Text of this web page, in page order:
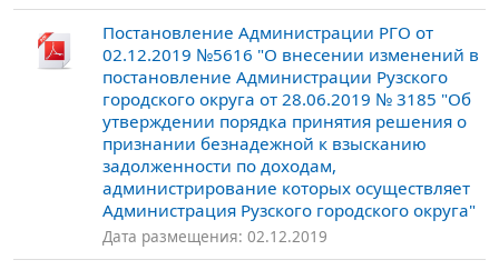
Постановление Администрации РГО от
02.12.2019 №5616 "О внесении изменений в
постановление Администрации Рузского
городского округа от 28.06.2019 № 3185 "Об
утверждении порядка принятия решения о
признании безнадежной к взысканию
задолженности по доходам,
администрирование которых осуществляет
Администрация Рузского городского округа"
Дата размещения: 02.12.2019